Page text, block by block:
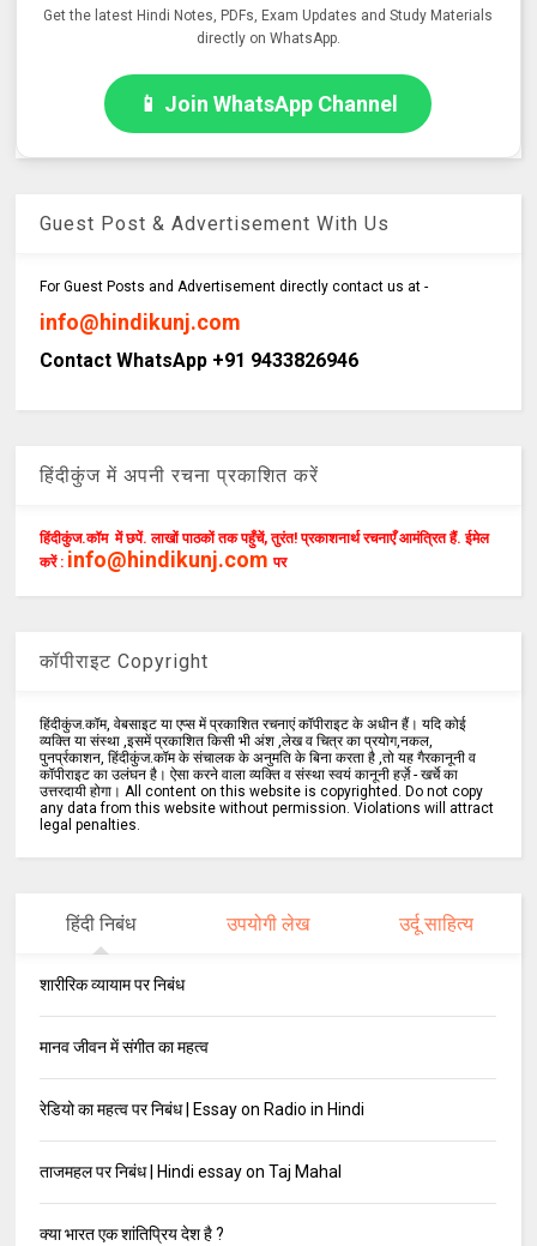
Get the latest Hindi Notes, PDFs, Exam Updates and Study Materials
directly on WhatsApp.
📱 Join WhatsApp Channel
Guest Post & Advertisement With Us
For Guest Posts and Advertisement directly contact us at -
info@hindikunj.com
Contact WhatsApp +91 9433826946
हिंदीकुंज में अपनी रचना प्रकाशित करें
हिंदीकुंज.कॉम में छपें. लाखों पाठकों तक पहुँचें, तुरंत! प्रकाशनार्थ रचनाएँ आमंत्रित हैं. ईमेल
करें : info@hindikunj.com पर
कॉपीराइट Copyright
हिंदीकुंज.कॉम, वेबसाइट या एप्स में प्रकाशित रचनाएं कॉपीराइट के अधीन हैं। यदि कोई
व्यक्ति या संस्था ,इसमें प्रकाशित किसी भी अंश ,लेख व चित्र का प्रयोग,नकल,
पुनर्प्रकाशन, हिंदीकुंज.कॉम के संचालक के अनुमति के बिना करता है ,तो यह गैरकानूनी व
कॉपीराइट का उलंघन है। ऐसा करने वाला व्यक्ति व संस्था स्वयं कानूनी हर्ज़े - खर्चे का
उत्तरदायी होगा। All content on this website is copyrighted. Do not copy
any data from this website without permission. Violations will attract
legal penalties.
हिंदी निबंध उपयोगी लेख उर्दू साहित्य
शारीरिक व्यायाम पर निबंध
मानव जीवन में संगीत का महत्व
रेडियो का महत्व पर निबंध | Essay on Radio in Hindi
ताजमहल पर निबंध | Hindi essay on Taj Mahal
क्या भारत एक शांतिप्रिय देश है ?